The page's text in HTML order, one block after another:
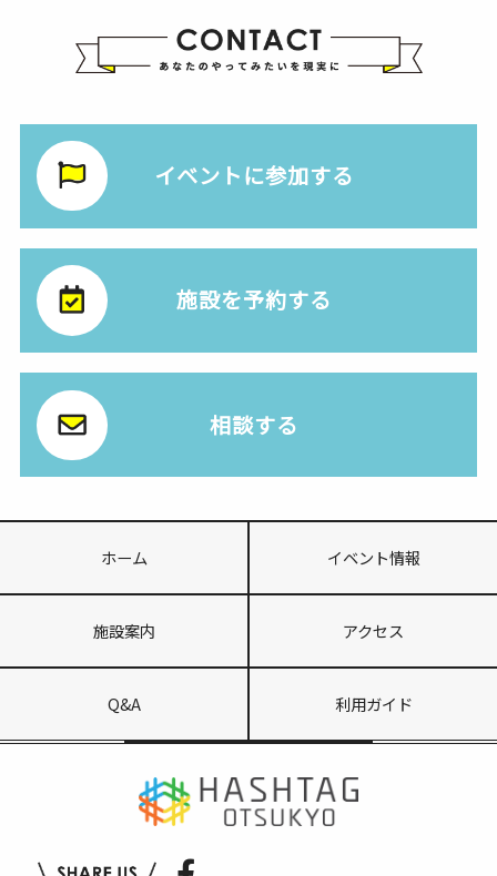
イベントに参加する
施設を予約する
相談する
ホーム イベント情報
施設案内 アクセス
Q&A 利用ガイド